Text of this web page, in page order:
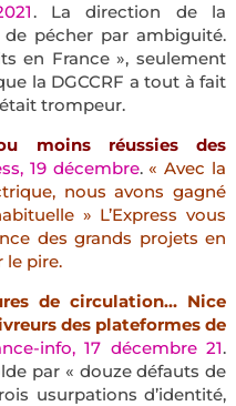
. La direction de la
pécher par ambiguité.
en France », seulement
la DGCCRF a tout à fait
trompeur.
moins réussies des
19 décembre. « Avec la
nous avons gagné
» L’Express vous
des grands projets en
le pire.
de circulation… Nice
des plateformes de
info, 17 décembre 21.
par « douze défauts de
usurpations d’identité,